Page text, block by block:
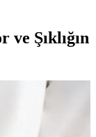
Şıklığın